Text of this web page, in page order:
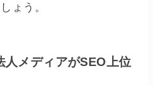
ょう。
メディアがSEO上位